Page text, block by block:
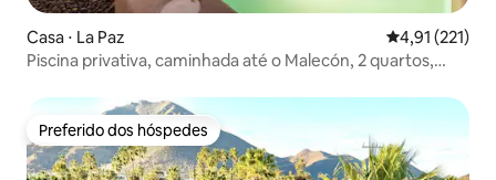
Casa ⋅ La Paz 4,91 de uma
4,91 (221)
Piscina privativa, caminhada até o Malecón, 2 quartos,
Preferido dos hóspedes
Preferido dos hóspedes